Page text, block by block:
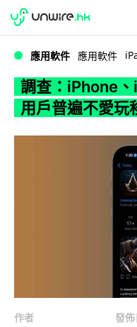
WWDC 2026
應用軟件 應用軟件
調查：iPhone
用戶普遍不愛玩
作者
發佈